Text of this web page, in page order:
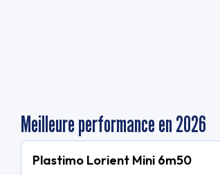
Meilleure performance en 2026
Plastimo Lorient Mini 6m50